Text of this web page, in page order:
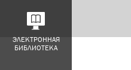
ЭЛЕКТРОННАЯ
БИБЛИОТЕКА